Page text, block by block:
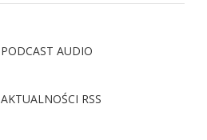
PODCAST AUDIO
AKTUALNOŚCI RSS